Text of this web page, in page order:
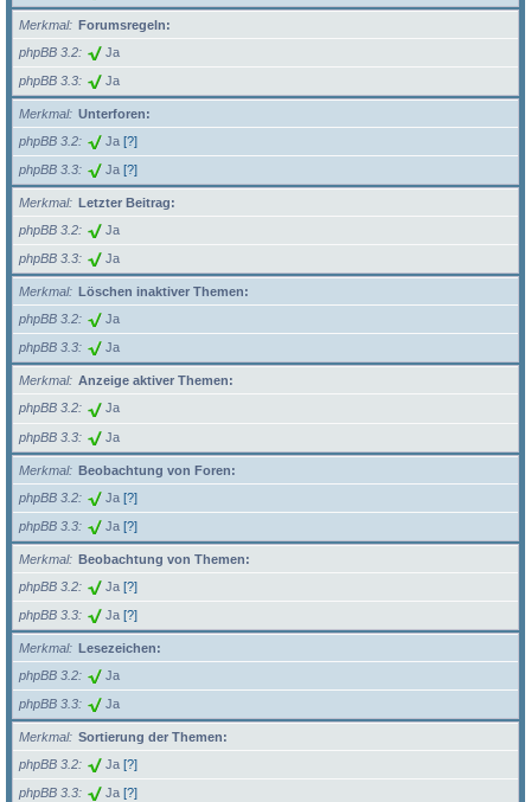
Merkmal
Forumsregeln:
phpBB 3.2
Ja
phpBB 3.3 Ja
Merkmal
Unterforen:
phpBB 3.2
Ja [?]
phpBB 3.3 Ja [?]
Merkmal
Letzter Beitrag:
phpBB 3.2
Ja
phpBB 3.3 Ja
Merkmal
Löschen inaktiver Themen:
phpBB 3.2
Ja
phpBB 3.3 Ja
Merkmal
Anzeige aktiver Themen:
phpBB 3.2
Ja
phpBB 3.3 Ja
Merkmal
Beobachtung von Foren:
phpBB 3.2
Ja [?]
phpBB 3.3 Ja [?]
Merkmal
Beobachtung von Themen:
phpBB 3.2
Ja [?]
phpBB 3.3 Ja [?]
Merkmal
Lesezeichen:
phpBB 3.2
Ja
phpBB 3.3 Ja
Merkmal
Sortierung der Themen:
phpBB 3.2
Ja [?]
phpBB 3.3 Ja [?]